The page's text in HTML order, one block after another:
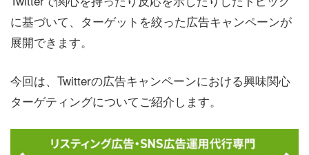
に基づいて、ターゲットを絞った広告キャンペーンが
展開できます。
今回は、Twitterの広告キャンペーンにおける興味関心
ターゲティングについてご紹介します。